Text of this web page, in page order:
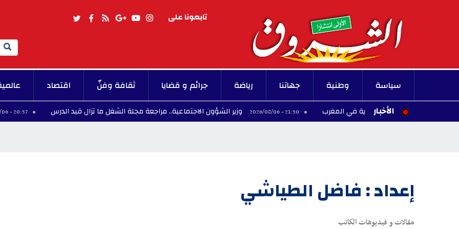
تابعونا على
Search
سياسة وطنية جهاتنا رياضة جرائم و قضايا ثقافة وفنّ اقتصاد
الأخبار
يلغي مباراته الودية في المغرب 21:30 - 2026/08/06 وزير الشؤون الاجتماعية.. مراجعة مجلة الشغل ما تزال قيد الدرس 20:57 - 2026/08/06
إعداد : فاضل الطياشي
مقالات و فيديوهات الكاتب